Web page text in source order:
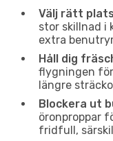
Välj rätt
stor skillnad i
extra
Håll dig
flygningen
längre
Blockera ut
öronproppar
fridfull,